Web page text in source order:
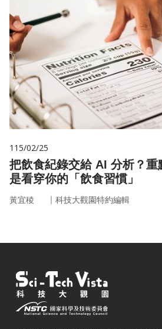
115/02/25
把飲食紀錄交給 AI 分析？重
是看穿你的「飲食習慣」
黃宜稜 ｜ 科技大觀園特約編輯